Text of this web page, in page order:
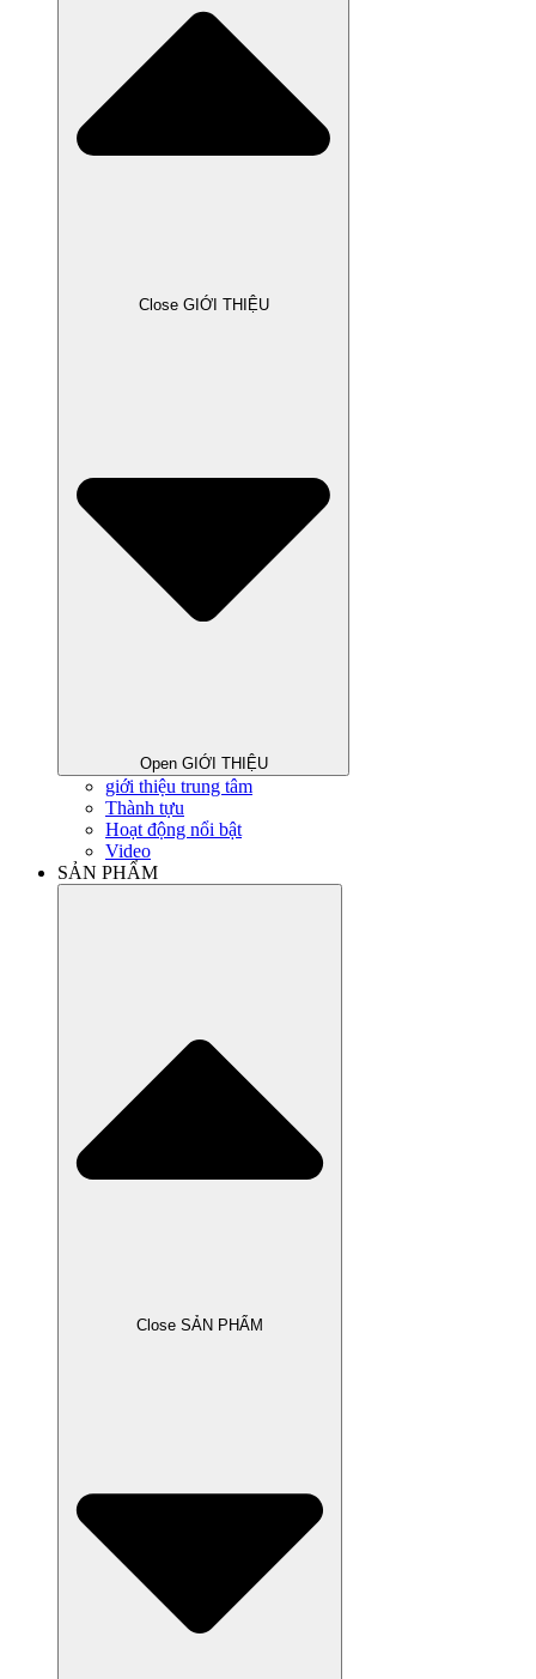
Close GIỚI THIỆU
Open GIỚI THIỆU
giới thiệu trung tâm
Thành tựu
Hoạt động nổi bật
Video
SẢN PHẨM
Close SẢN PHẨM